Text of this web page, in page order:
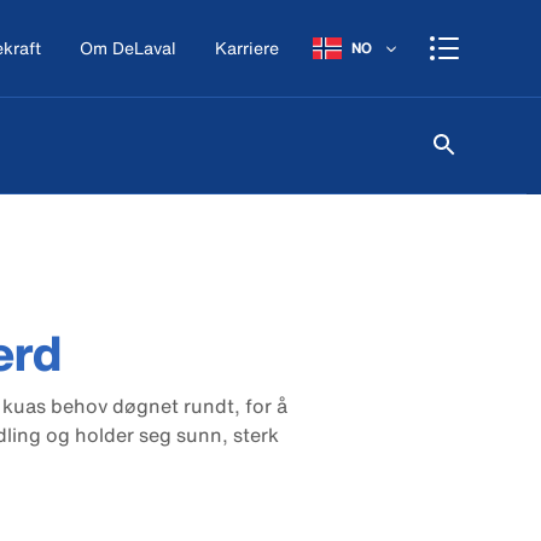
Om DeLaval Karriere NO
behov døgnet rundt, for å
og holder seg sunn, sterk